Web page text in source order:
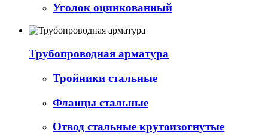
Уголок оцинкованный
Трубопроводная арматура
Тройники стальные
Фланцы стальные
Отвод стальные крутоизогнутые